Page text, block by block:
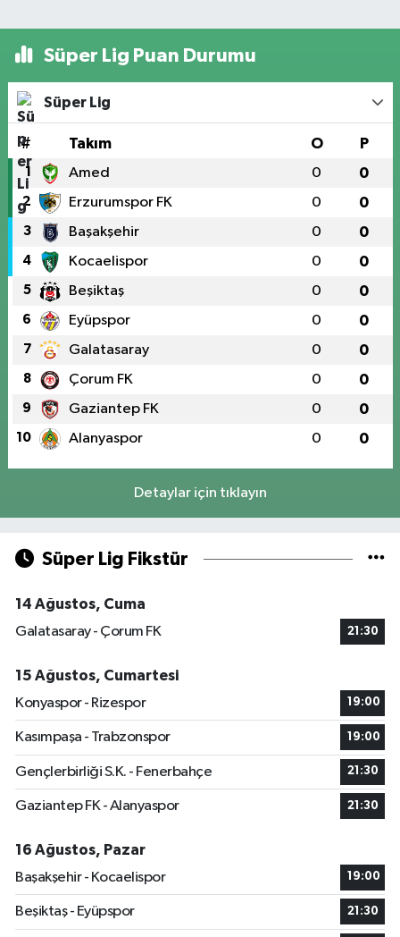
Süper Lig Puan Durumu
Süper Lig
# Takım O P
1 Amed 0 0
2 Erzurumspor FK 0 0
3 Başakşehir 0 0
4 Kocaelispor 0 0
5 Beşiktaş 0 0
6 Eyüpspor 0 0
7 Galatasaray 0 0
8 Çorum FK 0 0
9 Gaziantep FK 0 0
10 Alanyaspor 0 0
Detaylar için tıklayın
Süper Lig Fikstür
14 Ağustos, Cuma
Galatasaray - Çorum FK
21:30
15 Ağustos, Cumartesi
Konyaspor - Rizespor
19:00
Kasımpaşa - Trabzonspor 19:00
Gençlerbirliği S.K. - Fenerbahçe 21:30
Gaziantep FK - Alanyaspor 21:30
16 Ağustos, Pazar
Başakşehir - Kocaelispor
19:00
Beşiktaş - Eyüpspor 21:30